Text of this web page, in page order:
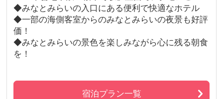
◆みなとみらいの入口にある便利で快適なホテル
◆一部の海側客室からのみなとみらいの夜景も好評
価！
◆みなとみらいの景色を楽しみながら心に残る朝食
を！
宿泊プラン一覧